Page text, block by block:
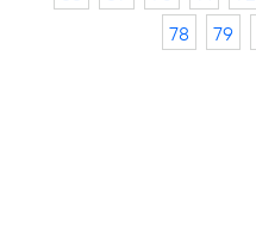
78
79